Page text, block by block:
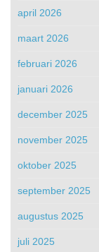
april 2026
maart 2026
februari 2026
januari 2026
december 2025
november 2025
oktober 2025
september 2025
augustus 2025
juli 2025